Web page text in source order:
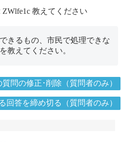
ZWlfe1c 教えてください
きるもの、市民で処理できな
教えてください。
質問の修正･削除（質問者のみ）
回答を締め切る（質問者のみ）